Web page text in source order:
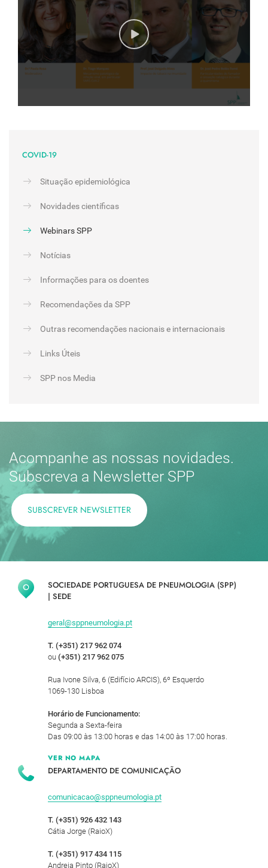
COVID-19
Situação epidemiológica
Novidades científicas
Webinars SPP
Notícias
Informações para os doentes
Recomendações da SPP
Outras recomendações nacionais e internacionais
Links Úteis
SPP nos Media
Acompanhe as nossas novidades.
Subscreva a Newsletter SPP
SUBSCREVER NEWSLETTER
SOCIEDADE PORTUGUESA DE PNEUMOLOGIA (SPP)
| SEDE
geral@sppneumologia.pt
T. (+351) 217 962 074
ou (+351) 217 962 075
Rua Ivone Silva, 6 (Edifício ARCIS), 6º Esquerdo
1069-130 Lisboa
Horário de Funcionamento:
Segunda a Sexta-feira
Das 09:00 às 13:00 horas e das 14:00 às 17:00 horas.
VER NO MAPA
DEPARTAMENTO DE COMUNICAÇÃO
comunicacao@sppneumologia.pt
T. (+351) 926 432 143
Cátia Jorge (RaioX)
T. (+351) 917 434 115
Andreia Pinto (RaioX)